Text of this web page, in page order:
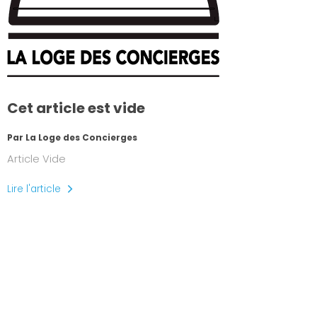
Cet article est vide
Par La Loge des Concierges
Article Vide
Lire l'article